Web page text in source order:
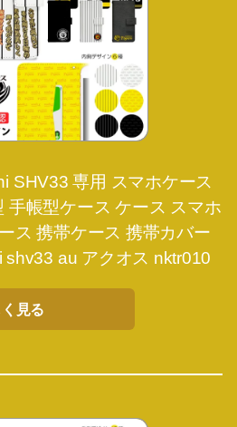
SHV33 専用 スマホケース
手帳型ケース ケース スマホ
ス 携帯ケース 携帯カバー
au アクオス nktr010
見る